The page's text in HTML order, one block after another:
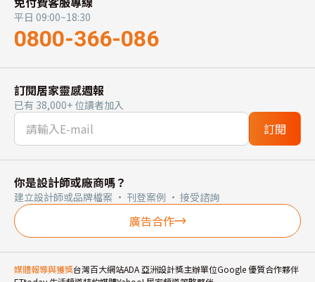
平日 09:00~18:30
0800-366-086
訂閱居家靈感週報
已有 38,000+ 位讀者加入
訂閱
你是設計師或廠商嗎？
建立設計師或品牌檔案 · 刊登案例 · 接受諮詢
廣告合作
媒體報導與獲獎台灣百大網站ADA 亞洲設計獎主辦單位Google 優質合作夥伴